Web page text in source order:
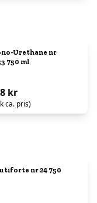
Urethane nr
750 ml
kr
ca. pris)
nr 24 750